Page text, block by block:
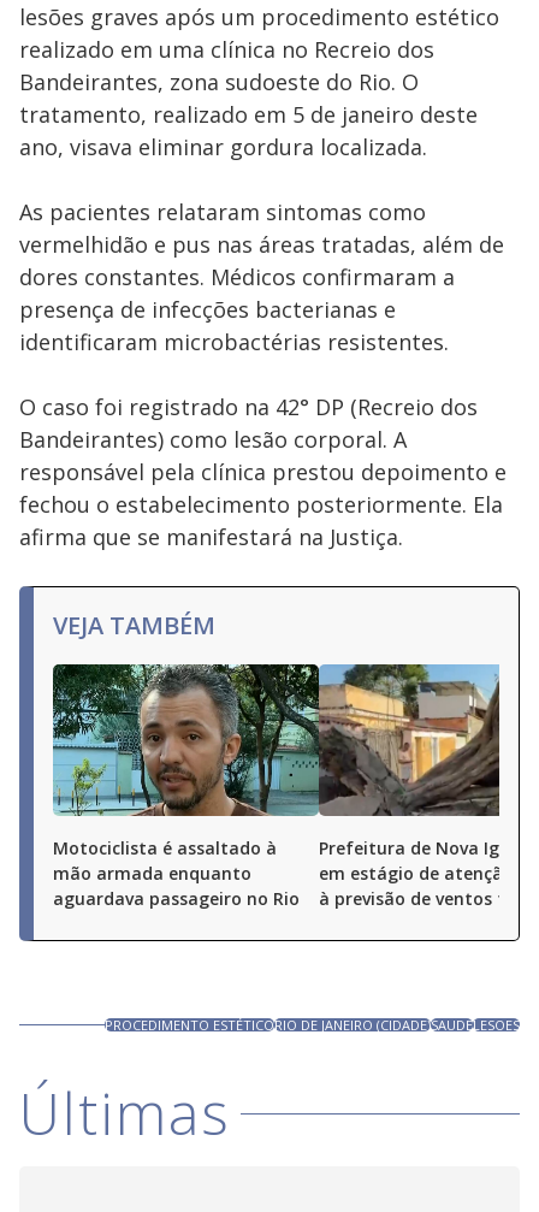
lesões graves após um procedimento estético
realizado em uma clínica no Recreio dos
Bandeirantes, zona sudoeste do Rio. O
tratamento, realizado em 5 de janeiro deste
ano, visava eliminar gordura localizada.
As pacientes relataram sintomas como
vermelhidão e pus nas áreas tratadas, além de
dores constantes. Médicos confirmaram a
presença de infecções bacterianas e
identificaram microbactérias resistentes.
O caso foi registrado na 42° DP (Recreio dos
Bandeirantes) como lesão corporal. A
responsável pela clínica prestou depoimento e
fechou o estabelecimento posteriormente. Ela
afirma que se manifestará na Justiça.
VEJA TAMBÉM
Motociclista é assaltado à
mão armada enquanto
aguardava passageiro no Rio
Prefeitura de Nova
em estágio de atenção
à previsão de ventos
PROCEDIMENTO ESTÉTICORIO DE JANEIRO (CIDADE)SAUDELESOES
Últimas